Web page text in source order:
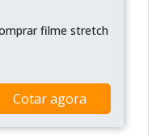
filme stretch
Cotar agora